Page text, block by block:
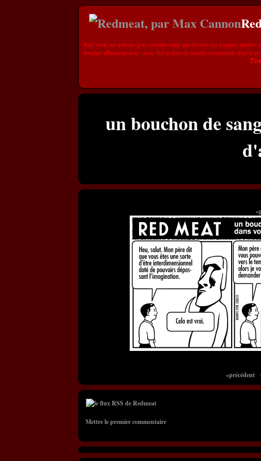
Red meat, un univers gore couleur sang qui dévoile ses longues jambes
touches d'humour noir : avec Ted le père de famille exemplaire, Earl le
un bouchon de
«précédent
Mettre le premier commentaire